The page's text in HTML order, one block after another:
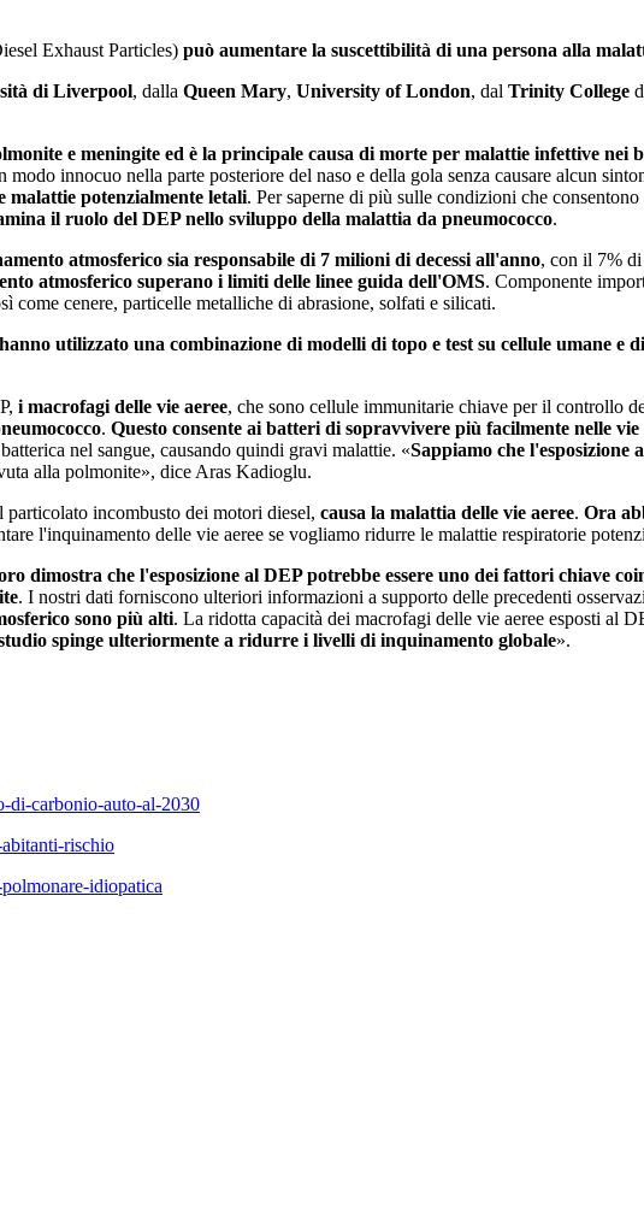
Exhaust Particles) può aumentare la suscettibilità di una persona alla
di Liverpool, dalla Queen Mary, University of London, dal Trinity College
e meningite ed è la principale causa di morte per malattie infettive
innocuo nella parte posteriore del naso e della gola senza causare alcun
malattie potenzialmente letali. Per saperne di più sulle condizioni che
il ruolo del DEP nello sviluppo della malattia da pneumococco.
atmosferico sia responsabile di 7 milioni di decessi all'anno, con il 7%
atmosferico superano i limiti delle linee guida dell'OMS. Componente
come cenere, particelle metalliche di abrasione, solfati e silicati.
hanno utilizzato una combinazione di modelli di topo e test su cellule umane e
i macrofagi delle vie aeree, che sono cellule immunitarie chiave per il controllo
. Questo consente ai batteri di sopravvivere più facilmente nelle
nel sangue, causando quindi gravi malattie. «Sappiamo che l'esposizione
alla polmonite», dice Aras Kadioglu.
particolato incombusto dei motori diesel, causa la malattia delle vie aeree. Ora
l'inquinamento delle vie aeree se vogliamo ridurre le malattie respiratorie
dimostra che l'esposizione al DEP potrebbe essere uno dei fattori chiave
. I nostri dati forniscono ulteriori informazioni a supporto delle precedenti
sono più alti. La ridotta capacità dei macrofagi delle vie aeree esposti al
spinge ulteriormente a ridurre i livelli di inquinamento globale».
di-carbonio-auto-al-2030
rischio
idiopatica